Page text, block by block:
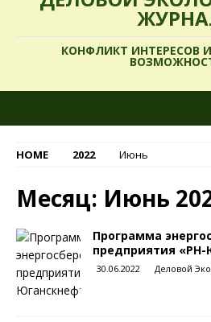
КОНФЛИКТ ИНТЕРЕСОВ
HOME 2022 Июнь
Месяц: Июнь
Программа
предприятия «РН-
30.06.2022 Деловой